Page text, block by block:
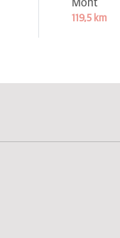
Mont
119,5 km